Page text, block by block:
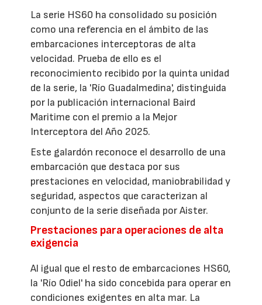
La serie HS60 ha consolidado su posición
como una referencia en el ámbito de las
embarcaciones interceptoras de alta
velocidad. Prueba de ello es el
reconocimiento recibido por la quinta unidad
de la serie, la 'Río Guadalmedina', distinguida
por la publicación internacional Baird
Maritime con el premio a la Mejor
Interceptora del Año 2025.
Este galardón reconoce el desarrollo de una
embarcación que destaca por sus
prestaciones en velocidad, maniobrabilidad y
seguridad, aspectos que caracterizan al
conjunto de la serie diseñada por Aister.
Prestaciones para operaciones de alta
exigencia
Al igual que el resto de embarcaciones HS60,
la 'Río Odiel' ha sido concebida para operar en
condiciones exigentes en alta mar. La